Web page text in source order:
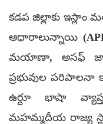
కడప జిల్లాకు ఇస్లాం
ఆధారాలున్నాయి
మయాణా, అసఫ్ జాహీ,
ప్రభువుల పరిపాలనా
ఉర్దూ భాషా
మహమ్మదీయ రాజ్య